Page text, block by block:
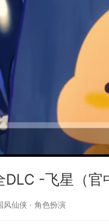
-飞星（官
风仙侠 · 角色扮演